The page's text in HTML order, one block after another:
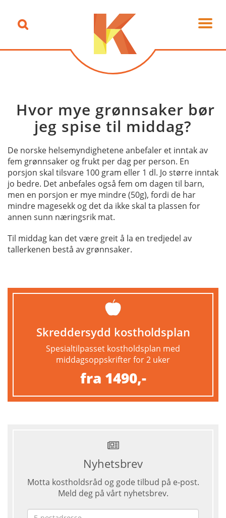
Hvor mye grønnsaker bør
jeg spise til middag?
De norske helsemyndighetene anbefaler et inntak av
fem grønnsaker og frukt per dag per person. En
porsjon skal tilsvare 100 gram eller 1 dl. Jo større inntak
jo bedre. Det anbefales også fem om dagen til barn,
men en porsjon er mye mindre (50g), fordi de har
mindre magesekk og det da ikke skal ta plassen for
annen sunn næringsrik mat.
Til middag kan det være greit å la en tredjedel av
tallerkenen bestå av grønnsaker.
Skreddersydd kostholdsplan
Spesialtilpasset kostholdsplan med
middagsoppskrifter for 2 uker
fra 1490,-
Nyhetsbrev
Motta kostholdsråd og gode tilbud på e-post.
Meld deg på vårt nyhetsbrev.